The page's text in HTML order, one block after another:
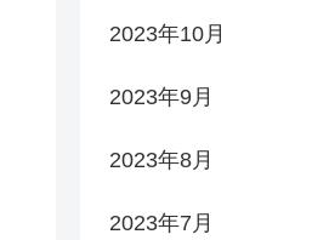
2023年10月
2023年9月
2023年8月
2023年7月